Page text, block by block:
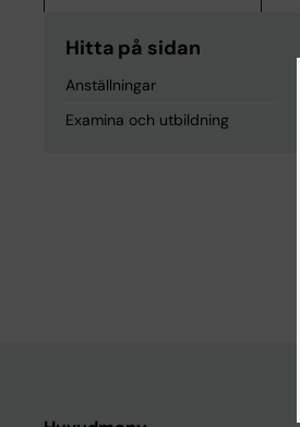
Hitta på sidan
Anställningar
Examina och utbildning